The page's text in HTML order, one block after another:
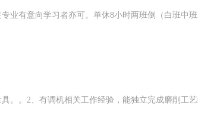
业有意向学习者亦可。单休8小时两班倒（白班中
。。2、有调机相关工作经验，能独立完成磨削工